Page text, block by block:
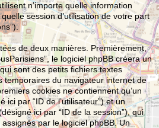
n’importe quelle information
session d’utilisation de votre part
de deux manières. Premièrement,
le logiciel phpBB créera un
sont des petits fichiers textes
temporaires du navigateur internet de
cookies ne contiennent qu’un
ici par “ID de l’utilisateur”) et un
ici par “ID de la session”), qui
par le logiciel phpBB. Un